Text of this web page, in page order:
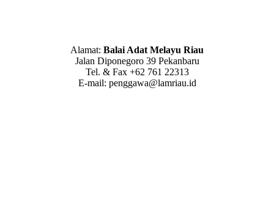
Alamat: Balai Adat Melayu Riau
Jalan Diponegoro 39 Pekanbaru
Tel. & Fax +62 761 22313
E-mail: penggawa@lamriau.id